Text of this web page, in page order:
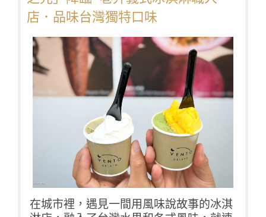
店．品味台灣獨特口味
在城市裡，遇見一間用風味說故事的冰淇